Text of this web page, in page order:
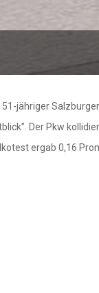
jähriger
Der Pkw
ergab 0,16